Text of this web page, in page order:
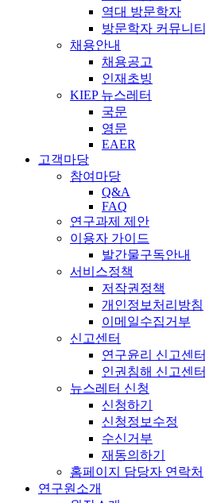
역대 방문학자
방문학자 커뮤니티
채용안내
채용공고
인재초빙
KIEP 뉴스레터
국문
영문
EAER
고객마당
참여마당
Q&A
FAQ
연구과제 제안
이용자 가이드
발간물구독안내
서비스정책
저작권정책
개인정보처리방침
이메일수집거부
신고센터
연구윤리 신고센터
인권침해 신고센터
뉴스레터 신청
신청하기
신청정보수정
수신거부
재동의하기
홈페이지 담당자 연락처
연구원소개